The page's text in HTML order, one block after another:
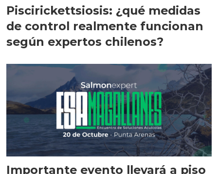
Piscirickettsiosis: ¿qué medidas
de control realmente funcionan
según expertos chilenos?
Importante evento llevará a piso